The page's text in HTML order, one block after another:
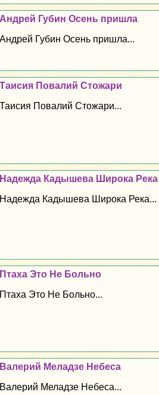
Андрей Губин Осень пришла
Андрей Губин Осень пришла...
Таисия Повалий Стожари
Таисия Повалий Стожари...
Надежда Кадышева Широка Река
Надежда Кадышева Широка Река...
Птаха Это Не Больно
Птаха Это Не Больно...
Валерий Меладзе Небеса
Валерий Меладзе Небеса...